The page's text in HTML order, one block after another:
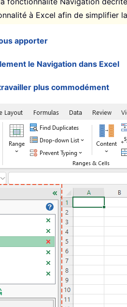
à Excel afin de simplifier
apporter
le Navigation dans Excel
plus commodément